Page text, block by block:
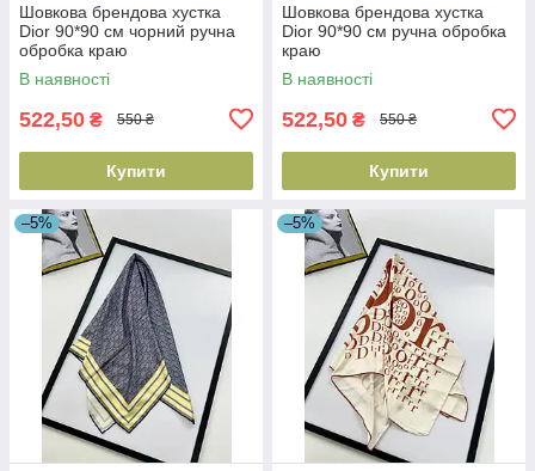
Шовкова брендова хустка
Dior 90*90 см чорний ручна
обробка краю
В наявності
522,50 ₴ 550 ₴
Купити
Шовкова брендова хустка
Dior 90*90 см ручна обробка
краю
В наявності
522,50 ₴ 550 ₴
Купити
–5% –5%